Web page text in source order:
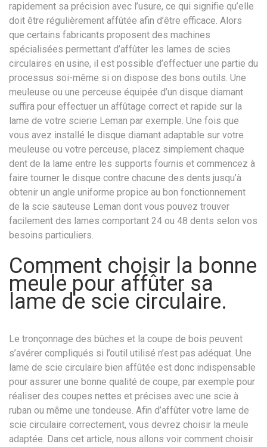
rapidement sa précision avec l’usure, ce qui signifie qu’elle
doit être régulièrement affûtée afin d’être efficace. Alors
que certains fabricants proposent des machines
spécialisées permettant d’affûter les lames de scies
circulaires en usine, il est possible d’effectuer une partie du
processus soi-même si on dispose des bons outils. Une
meuleuse ou une perceuse équipée d’un disque diamant
suffira pour effectuer un affûtage correct et rapide sur la
lame de votre scierie Leman par exemple. Une fois que
vous avez installé le disque diamant adaptable sur votre
meuleuse ou votre perceuse, placez simplement chaque
dent de la lame entre les supports fournis et commencez à
faire tourner le disque contre chacune des dents jusqu’à
obtenir un angle uniforme propice au bon fonctionnement
de la scie sauteuse Leman dont vous pouvez trouver
facilement des lames comportant 24 ou 48 dents selon vos
besoins particuliers.
Comment choisir la bonne
meule pour affûter sa
lame de scie circulaire.
Le tronçonnage des bûches et la coupe de bois peuvent
s’avérer compliqués si l’outil utilisé n’est pas adéquat. Une
lame de scie circulaire bien affûtée est donc indispensable
pour assurer une bonne qualité de coupe, par exemple pour
réaliser des coupes nettes et précises avec une scie à
ruban ou même une tondeuse. Afin d’affûter votre lame de
scie circulaire correctement, vous devrez choisir la meule
adaptée. Dans cet article, nous allons voir comment choisir